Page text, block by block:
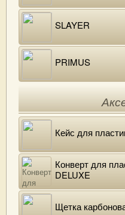
SLAYER
PRIMUS
Кейс для
Конверт для
DELUXE
Щетка